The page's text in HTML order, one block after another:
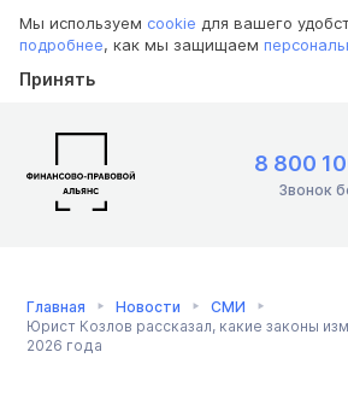
Мы используем cookie для вашего
подробнее, как мы защищаем
Принять
8 800
Звонок
Главная Новости
СМИ
Юрист Козлов рассказал, какие законы
2026 года